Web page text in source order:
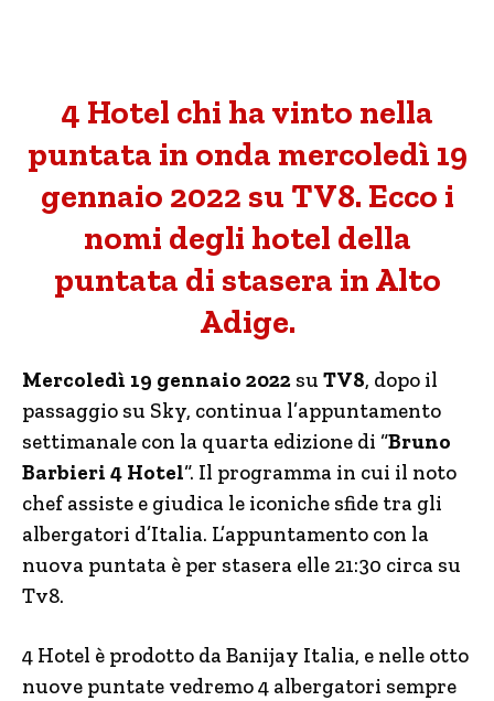
4 Hotel chi ha vinto nella
puntata in onda mercoledì 19
gennaio 2022 su TV8. Ecco i
nomi degli hotel della
puntata di stasera in Alto
Adige.
Mercoledì 19 gennaio 2022 su TV8, dopo il
passaggio su Sky, continua l’appuntamento
settimanale con la quarta edizione di “Bruno
Barbieri 4 Hotel“. Il programma in cui il noto
chef assiste e giudica le iconiche sfide tra gli
albergatori d’Italia. L’appuntamento con la
nuova puntata è per stasera elle 21:30 circa su
Tv8.
4 Hotel è prodotto da Banijay Italia, e nelle otto
nuove puntate vedremo 4 albergatori sempre